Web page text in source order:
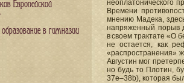
неоплатонического
Времени
мнению Мадека,
напряженный порыв
в своем трактате «О
не остается, как
«распространения»
Августин мог
но будь то Плотин,
37е–38b), которая
Европейской
образование в гимназии